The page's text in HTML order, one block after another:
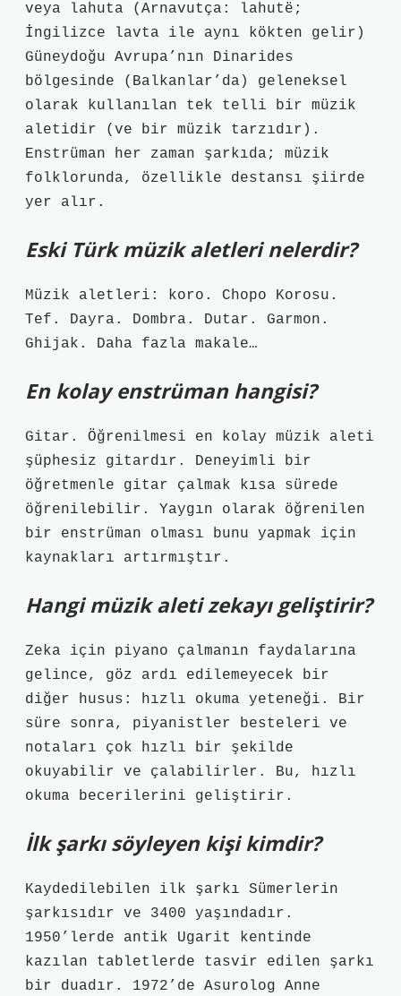
veya lahuta (Arnavutça: lahutë;
İngilizce lavta ile aynı kökten gelir)
Güneydoğu Avrupa’nın Dinarides
bölgesinde (Balkanlar’da) geleneksel
olarak kullanılan tek telli bir müzik
aletidir (ve bir müzik tarzıdır).
Enstrüman her zaman şarkıda; müzik
folklorunda, özellikle destansı şiirde
yer alır.
Eski Türk müzik aletleri nelerdir?
Müzik aletleri: koro. Chopo Korosu.
Tef. Dayra. Dombra. Dutar. Garmon.
Ghijak. Daha fazla makale…
En kolay enstrüman hangisi?
Gitar. Öğrenilmesi en kolay müzik aleti
şüphesiz gitardır. Deneyimli bir
öğretmenle gitar çalmak kısa sürede
öğrenilebilir. Yaygın olarak öğrenilen
bir enstrüman olması bunu yapmak için
kaynakları artırmıştır.
Hangi müzik aleti zekayı geliştirir?
Zeka için piyano çalmanın faydalarına
gelince, göz ardı edilemeyecek bir
diğer husus: hızlı okuma yeteneği. Bir
süre sonra, piyanistler besteleri ve
notaları çok hızlı bir şekilde
okuyabilir ve çalabilirler. Bu, hızlı
okuma becerilerini geliştirir.
İlk şarkı söyleyen kişi kimdir?
Kaydedilebilen ilk şarkı Sümerlerin
şarkısıdır ve 3400 yaşındadır.
1950’lerde antik Ugarit kentinde
kazılan tabletlerde tasvir edilen şarkı
bir duadır. 1972’de Asurolog Anne